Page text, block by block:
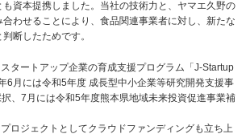
資本提携しました。当社の技術力と、ヤマエ久野の
わせることにより、食品関連事業者に対し、新たな
断したためです。
タートアップ企業の育成支援プログラム「J-Startup
6月には令和5年度 成長型中小企業等研究開発支援事
、7月には令和5年度熊本県地域未来投資促進事業補
ロジェクトとしてクラウドファンディングも立ち上